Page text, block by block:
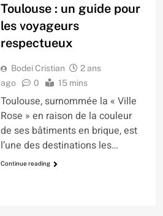
Toulouse : un guide pour
les voyageurs
respectueux
Bodei Cristian
2 ans
ago
0 15 mins
Toulouse, surnommée la « Ville
Rose » en raison de la couleur
de ses bâtiments en brique, est
l’une des destinations les…
Continue reading